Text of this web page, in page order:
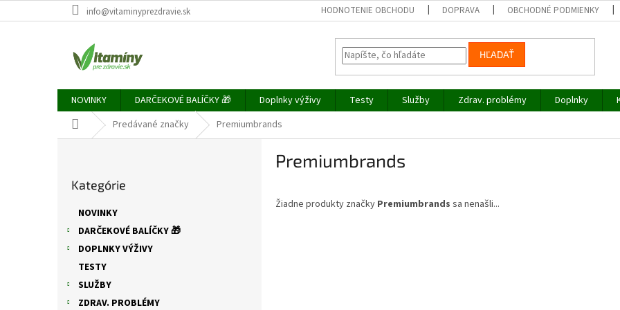
na
info@vitaminyprezdravie.sk HODNOTENIE OBCHODU DOPRAVA OBCHODNÉ PODMIENKY
HĽADAŤ
NOVINKY DARČEKOVÉ BALÍČKY 🎁 Doplnky výživy Testy Služby Zdrav. problémy Doplnky
DomovPredávané značky Premiumbrands
kategórie
Kategórie
NOVINKY
DARČEKOVÉ BALÍČKY 🎁
DOPLNKY VÝŽIVY
TESTY
SLUŽBY
ZDRAV. PROBLÉMY
Premiumbrands
Žiadne produkty značky Premiumbrands sa nenašli...